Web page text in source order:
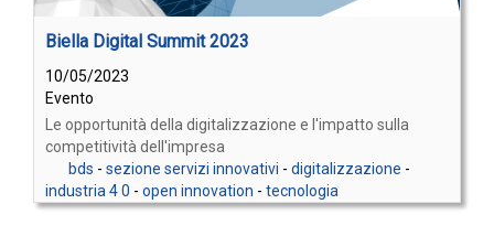
Biella Digital Summit 2023
10/05/2023
Evento
Le opportunità della digitalizzazione e l'impatto sulla
competitività dell'impresa
bds - sezione servizi innovativi - digitalizzazione -
industria 4 0 - open innovation - tecnologia